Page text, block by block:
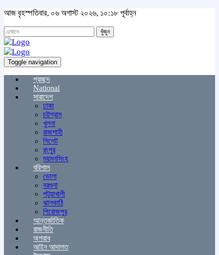
আজ বৃহস্পতিবার, ০৬ অগাস্ট ২০২৬, ১০:১৮ পূর্বাহ্ন
খুঁজুন
Toggle navigation
প্রচ্ছদ
National
সারাদেশ
ঢাকা
চট্টগ্রাম
খুলনা
রাজশাহী
সিলেট
রংপুর
ময়মনসিংহ
বরিশাল
ভোলা
বরগুনা
পটুয়াখালী
ঝালকাঠি
পিরোজপুর
আন্তর্জাতিক
রাজনীতি
অপরাধ
আইন আদালত